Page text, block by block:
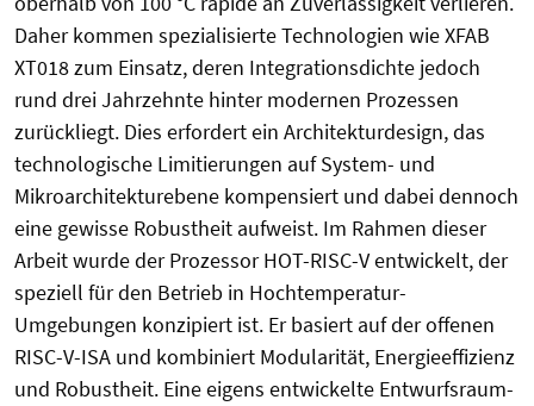
Daher kommen spezialisierte Technologien wie XFAB
XT018 zum Einsatz, deren Integrationsdichte jedoch
rund drei Jahrzehnte hinter modernen Prozessen
zurückliegt. Dies erfordert ein Architekturdesign, das
technologische Limitierungen auf System- und
Mikroarchitekturebene kompensiert und dabei dennoch
eine gewisse Robustheit aufweist. Im Rahmen dieser
Arbeit wurde der Prozessor HOT-RISC-V entwickelt, der
speziell für den Betrieb in Hochtemperatur-
Umgebungen konzipiert ist. Er basiert auf der offenen
RISC-V-ISA und kombiniert Modularität, Energieeffizienz
und Robustheit. Eine eigens entwickelte Entwurfsraum-